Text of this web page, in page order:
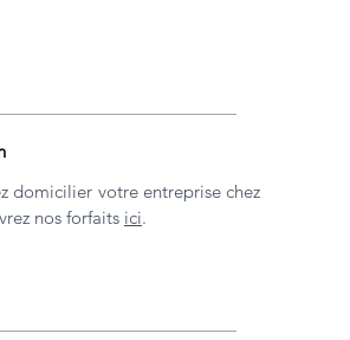
domicilier votre entreprise chez
nos forfaits ici.